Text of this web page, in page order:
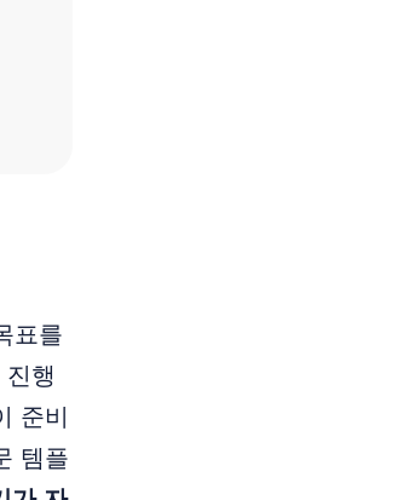
표를
행
준비
템플